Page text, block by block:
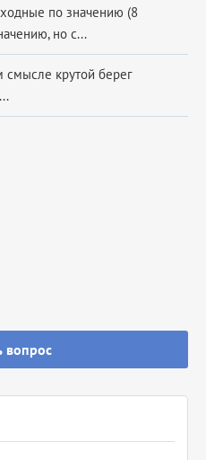
вопрос
по значению (8
но с...
смысле крутой берег